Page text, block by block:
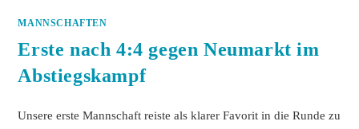
MANNSCHAFTEN
Erste nach 4:4 gegen Neumarkt im
Abstiegskampf
Unsere erste Mannschaft reiste als klarer Favorit in die Runde zu